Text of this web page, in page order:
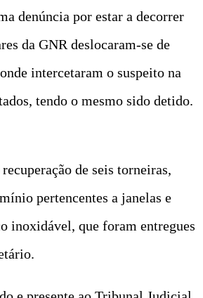
denúncia por estar a decorrer
da GNR deslocaram-se de
intercetaram o suspeito na
tendo o mesmo sido detido.
de seis torneiras,
pertencentes a janelas e
inoxidável, que foram entregues